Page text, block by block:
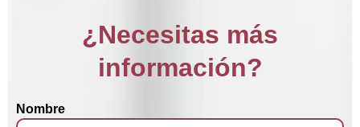
¿Necesitas más
información?
Nombre